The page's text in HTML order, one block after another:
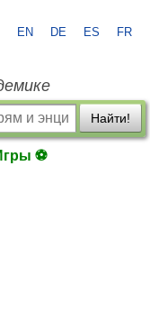
EN DE ES FR
Найти!
⚽